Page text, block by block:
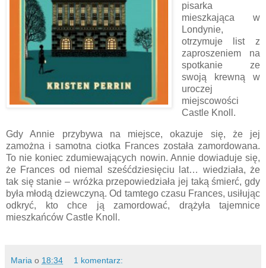
pisarka
mieszkająca w
Londynie,
otrzymuje list z
zaproszeniem na
spotkanie ze
swoją krewną w
uroczej
miejscowości
Castle Knoll.
Gdy Annie przybywa na miejsce, okazuje się, że jej
zamożna i samotna ciotka Frances została zamordowana.
To nie koniec zdumiewających nowin. Annie dowiaduje się,
że Frances od niemal sześćdziesięciu lat… wiedziała, że
tak się stanie – wróżka przepowiedziała jej taką śmierć, gdy
była młodą dziewczyną. Od tamtego czasu Frances, usiłując
odkryć, kto chce ją zamordować, drążyła tajemnice
mieszkańców Castle Knoll.
Maria o 18:34 1 komentarz: